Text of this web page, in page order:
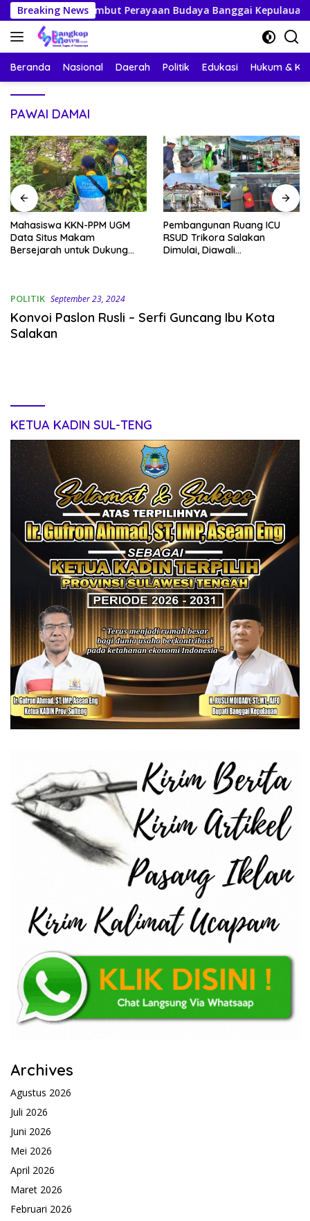
Langsung
ke
konten
Breaking News
Sambut Perayaan Budaya Banggai Kepulauan
Beranda Nasional Daerah Politik Edukasi Hukum &
PAWAI DAMAI
Mahasiswa KKN-PPM UGM
Data Situs Makam
Bersejarah untuk Dukung
Pembangunan Ruang ICU
RSUD Trikora Salakan
Dimulai, Diawali
POLITIK September 23, 2024
Konvoi Paslon Rusli – Serfi Guncang Ibu Kota
Salakan
KETUA KADIN SUL-TENG
Archives
Agustus 2026
Juli 2026
Juni 2026
Mei 2026
April 2026
Maret 2026
Februari 2026